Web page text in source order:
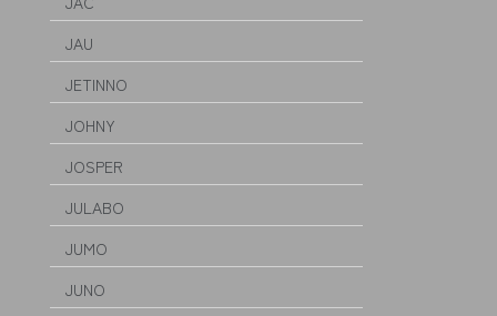
JAU
JETINNO
JOHNY
JOSPER
JULABO
JUMO
JUNO